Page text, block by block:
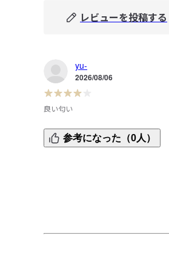
レビューを投稿する
yu-
2026/08/06
良い匂い
初めてのひのき調理板。プラス
ひのきのいい匂い。
参考になった（0人）